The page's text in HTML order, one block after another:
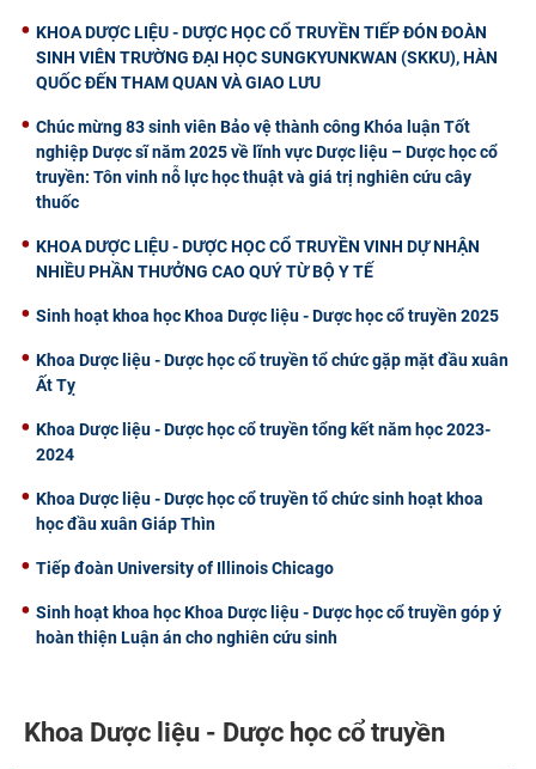
KHOA DƯỢC LIỆU - DƯỢC HỌC CỔ TRUYỀN TIẾP ĐÓN ĐOÀN
SINH VIÊN TRƯỜNG ĐẠI HỌC SUNGKYUNKWAN (SKKU), HÀN
QUỐC ĐẾN THAM QUAN VÀ GIAO LƯU
Chúc mừng 83 sinh viên Bảo vệ thành công Khóa luận Tốt
nghiệp Dược sĩ năm 2025 về lĩnh vực Dược liệu – Dược học cổ
truyền: Tôn vinh nỗ lực học thuật và giá trị nghiên cứu cây
thuốc
KHOA DƯỢC LIỆU - DƯỢC HỌC CỔ TRUYỀN VINH DỰ NHẬN
NHIỀU PHẦN THƯỞNG CAO QUÝ TỪ BỘ Y TẾ
Sinh hoạt khoa học Khoa Dược liệu - Dược học cổ truyền 2025
Khoa Dược liệu - Dược học cổ truyền tổ chức gặp mặt đầu xuân
Ất Tỵ
Khoa Dược liệu - Dược học cổ truyền tổng kết năm học 2023-
2024
Khoa Dược liệu - Dược học cổ truyền tổ chức sinh hoạt khoa
học đầu xuân Giáp Thìn
Tiếp đoàn University of Illinois Chicago
Sinh hoạt khoa học Khoa Dược liệu - Dược học cổ truyền góp ý
hoàn thiện Luận án cho nghiên cứu sinh
Khoa Dược liệu - Dược học cổ truyền